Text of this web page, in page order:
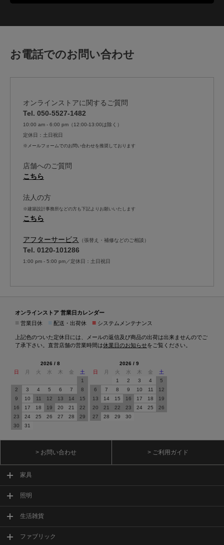
お電話でのお問い合わせ
オンラインストアに関するご質問
Tel. 050-5527-1482
10:00 am - 6:00 pm（12:00-13:00は除く）
定休日：土日祝日
※メールフォームでのお問い合わせを推奨しております
店舗へのご質問
こちら
法人の方
※建築設計事務所などの方も下記よりお願いいたします
こちら
アフターサービス （張替え・補修などのご相談）
Tel. 0120-101286
1:00 pm - 5:00 pm／定休日：土日祝日
オンラインストア 営業日カレンダー
営業日休 配送・出荷休 ■ システムメンテナンス
上記色のついた定休日には、メールの返信及び商品の出荷は出来ませんのでご
了承下さい。直営店舗の営業時間は休業日のお知らせをご覧ください。
2026 / 8
日
月 火 水 木 金
土
1
2
3 4 5 6 7
8
9
10 11 12 13 14
15
16
17 18 19 20 21
22
23
24 25 26 27 28
29
30
31
2026 / 9
日
月 火 水 木 金
土
1
2 3 4
5
6
7 8 9 10 11
12
13
14 15 16 17 18
19
20
21 22 23 24 25
26
27
28 29 30
> お問い合わせ > ご利用ガイド
家具
照明
生活雑貨
ファブリック